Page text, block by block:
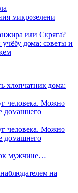
микрозелени
или Скряга?
учёбу дома: советы и
хлопчатник дома:
человека. Можно
домашнего
человека. Можно
домашнего
мужчине…
на